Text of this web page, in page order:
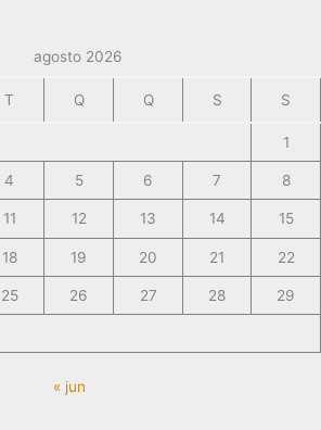
agosto 2026
T Q Q S S
1
4 5 6 7 8
11 12 13 14 15
18 19 20 21 22
25 26 27 28 29
« jun